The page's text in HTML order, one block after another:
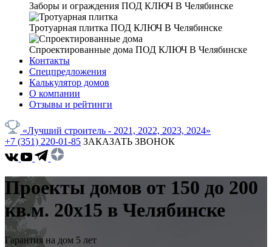
Заборы и ограждения ПОД КЛЮЧ В Челябинске
Тротуарная плитка ПОД КЛЮЧ В Челябинске
Спроектированные дома ПОД КЛЮЧ В Челябинске
Контакты
Спецпредложения
Калькулятор домов
О компании
Отзывы и рейтинги
«Лучший строитель - 2021, 2022, 2023, 2024»
+7 (351) 220-01-85 ЗАКАЗАТЬ ЗВОНОК
Проекты домов от 150 до 200
кв.м. 20x15 в Челябинске
Гарантия на дом 5 лет